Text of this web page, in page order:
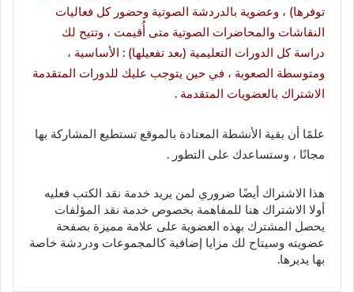
توفرها) ، وعضوية بالدردشة الصوتية وحضور كل فعاليات
النقاشات والمحاضرات الصوتية متى أُقيمت ، وتتيح لك
دراسة كل الدورات التعليمية (بعد تفعيلها) : الأساسية ،
ومتوسطة الصعوبة ، في حين يتوجب عليك للدورات المتقدمة
الاشتراك بالعضويات المتقدمة .
علمًا أن بقية الأنشطة المعتادة بالموقع تستطيع المشاركة بها
مجانًا ، وستساعدك على التطور .
هذا الاشتراك أيضًا ضروري لمن يريد خدمة نقد الكتب فعليه
أولا الاشتراك هنا للمفاهمة بخصوص خدمة نقد المؤلفات
يحصل المشترك بهذه العضوية على علامة مميزة بصفحة
عضويته وسيتاح لك مزايا إضافية كالمجموعات ودردشة خاصة
بها يديرها.